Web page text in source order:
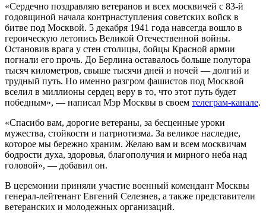
«Сердечно поздравляю ветеранов и всех москвичей с 83-й
годовщиной начала контрнаступления советских войск в
битве под Москвой. 5 декабря 1941 года навсегда вошло в
героическую летопись Великой Отечественной войны.
Остановив врага у стен столицы, бойцы Красной армии
погнали его прочь. До Берлина оставалось больше полутора
тысяч километров, свыше тысячи дней и ночей — долгий и
трудный путь. Но именно разгром фашистов под Москвой
вселил в миллионы сердец веру в то, что этот путь будет
победным», — написал Мэр Москвы в своем телеграм-канале.
«Спасибо вам, дорогие ветераны, за бесценные уроки
мужества, стойкости и патриотизма. За великое наследие,
которое мы бережно храним. Желаю вам и всем москвичам
бодрости духа, здоровья, благополучия и мирного неба над
головой», — добавил он.
В церемонии приняли участие военный комендант Москвы
генерал-лейтенант Евгений Селезнев, а также представители
ветеранских и молодежных организаций.